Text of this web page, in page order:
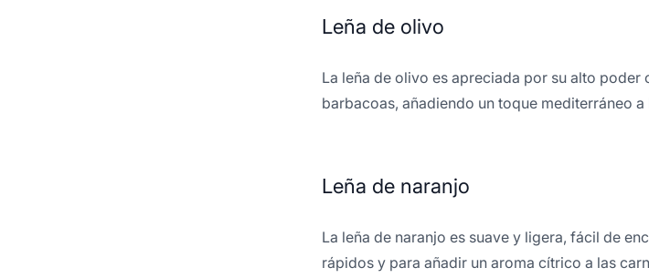
Leña de olivo
La leña de olivo es apreciada por su alto
barbacoas, añadiendo un toque mediterráneo
Leña de naranjo
La leña de naranjo es suave y ligera, fácil de
rápidos y para añadir un aroma cítrico a las